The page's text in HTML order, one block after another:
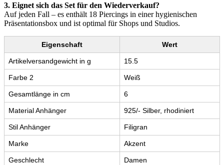
3. Eignet sich das Set für den Wiederverkauf?
Auf jeden Fall – es enthält 18 Piercings in einer hygienischen
Präsentationsbox und ist optimal für Shops und Studios.
Eigenschaft Wert
Artikelversandgewicht in g 15.5
Farbe 2 Weiß
Gesamtlänge in cm 6
Material Anhänger 925/- Silber, rhodiniert
Stil Anhänger Filigran
Marke Akzent
Geschlecht Damen